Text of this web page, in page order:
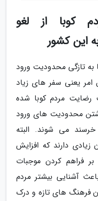
کوبا از لغو
این کشور
به تازگی محدودیت ورود
امر یعنی سفر های زیاد
رضایت مردم کوبا شده
محدودیت های ورود
می شوند. البته
دارند که افزایش
بر فراهم کردن موجبات
آشنایی بیشتر مردم
فرهنگ های تازه و درک